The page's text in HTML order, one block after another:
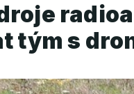
tým s